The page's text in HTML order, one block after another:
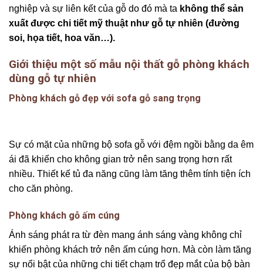
nghiệp và sự liên kết của gỗ do đó mà ta không thể sản
xuất được chi tiết mỹ thuật như gỗ tự nhiên (đường
soi, họa tiết, hoa văn…).
Giới thiệu một số mẫu nội thất gỗ phòng khách
dùng gỗ tự nhiên
Phòng khách gỗ đẹp với sofa gỗ sang trọng
Sự có mặt của những bộ sofa gỗ với đệm ngồi bằng da êm
ái đã khiến cho không gian trở nên sang trọng hơn rất
nhiều. Thiết kế tủ đa năng cũng làm tăng thêm tính tiện ích
cho căn phòng.
Phòng khách gỗ ấm cúng
Ánh sáng phát ra từ đèn mang ánh sáng vàng không chỉ
khiến phòng khách trở nên ấm cúng hơn. Mà còn làm tăng
sự nổi bật của những chi tiết chạm trổ đẹp mắt của bộ bàn